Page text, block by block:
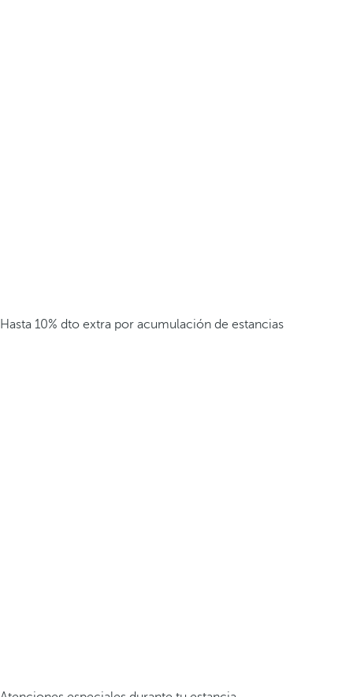
Hasta 10% dto extra por acumulación de estancias